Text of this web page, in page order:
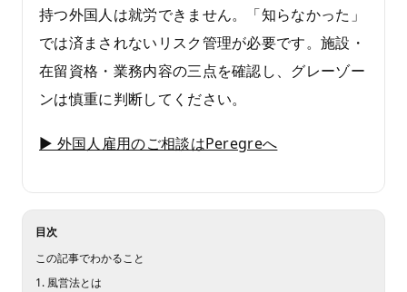
持つ外国人は就労できません。「知らなかった」
では済まされないリスク管理が必要です。施設・
在留資格・業務内容の三点を確認し、グレーゾー
ンは慎重に判断してください。
▶ 外国人雇用のご相談はPeregreへ
目次
この記事でわかること
1. 風営法とは